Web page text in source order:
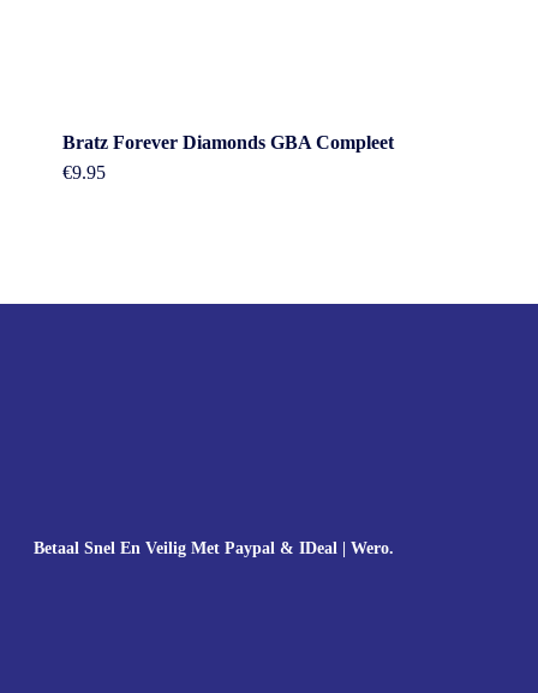
Bratz Forever Diamonds GBA Compleet
€9.95
Betaal Snel En Veilig Met Paypal & IDeal | Wero.